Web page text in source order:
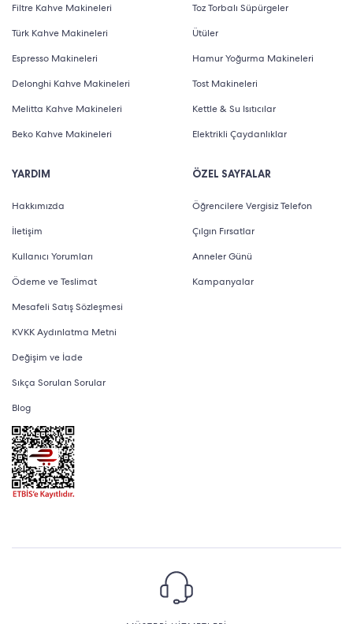
Filtre Kahve Makineleri
Türk Kahve Makineleri
Espresso Makineleri
Delonghi Kahve Makineleri
Melitta Kahve Makineleri
Beko Kahve Makineleri
YARDIM
Hakkımızda
İletişim
Kullanıcı Yorumları
Ödeme ve Teslimat
Mesafeli Satış Sözleşmesi
KVKK Aydınlatma Metni
Değişim ve İade
Sıkça Sorulan Sorular
Blog
Toz Torbalı Süpürgeler
Ütüler
Hamur Yoğurma Makineleri
Tost Makineleri
Kettle & Su Isıtıcılar
Elektrikli Çaydanlıklar
ÖZEL SAYFALAR
Öğrencilere Vergisiz Telefon
Çılgın Fırsatlar
Anneler Günü
Kampanyalar